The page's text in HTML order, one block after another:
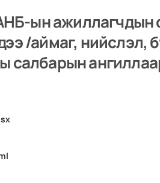
ын ажиллагчдын
/аймаг, нийслэл,
салбарын